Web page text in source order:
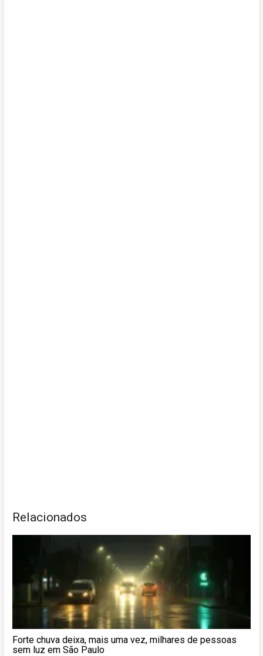
Relacionados
Forte chuva deixa, mais uma vez, milhares de pessoas
sem luz em São Paulo